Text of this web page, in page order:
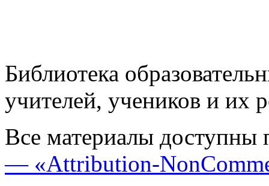
Библиотека
учителей, учеников и их
Все материалы доступны
— «Attribution-